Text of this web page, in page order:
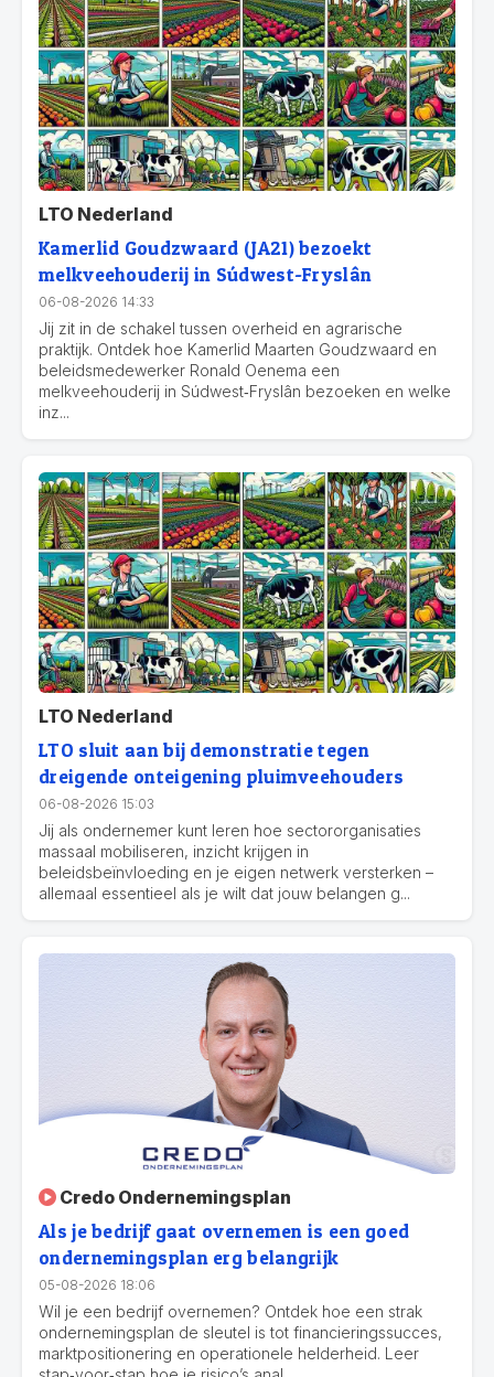
LTO Nederland
Kamerlid Goudzwaard (JA21) bezoekt
melkveehouderij in Súdwest-Fryslân
06-08-2026 14:33
Jij zit in de schakel tussen overheid en agrarische
praktijk. Ontdek hoe Kamerlid Maarten Goudzwaard en
beleidsmedewerker Ronald Oenema een
melkveehouderij in Súdwest‑Fryslân bezoeken en welke
inz...
LTO Nederland
LTO sluit aan bij demonstratie tegen
dreigende onteigening pluimveehouders
06-08-2026 15:03
Jij als ondernemer kunt leren hoe sectororganisaties
massaal mobiliseren, inzicht krijgen in
beleidsbeïnvloeding en je eigen netwerk versterken –
allemaal essentieel als je wilt dat jouw belangen g...
Credo Ondernemingsplan
Als je bedrijf gaat overnemen is een goed
ondernemingsplan erg belangrijk
05-08-2026 18:06
Wil je een bedrijf overnemen? Ontdek hoe een strak
ondernemingsplan de sleutel is tot financieringssucces,
marktpositionering en operationele helderheid. Leer